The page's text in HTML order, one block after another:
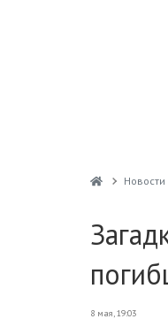
Новости
8 мая, 19:03